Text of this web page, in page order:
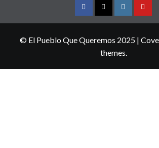
FacebookTwitterInstagram
© El Pueblo Que Queremos 2025 |
themes.